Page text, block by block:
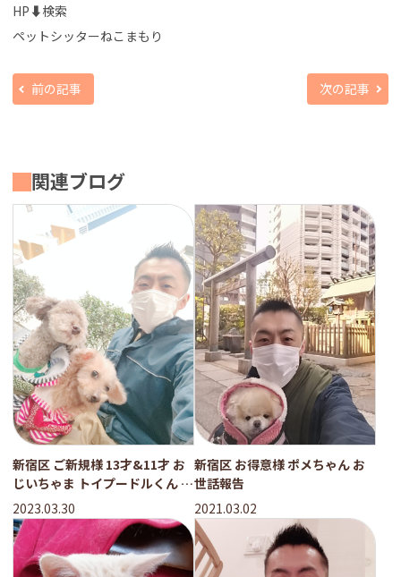
HP⬇検索
ペットシッターねこまもり
前の記事 次の記事
関連ブログ
新宿区 ご新規様 13才&11才 お
じいちゃま トイプードルくん お
世話レポート
2023.03.30
新宿区 お得意様 ポメちゃん お
世話報告
2021.03.02